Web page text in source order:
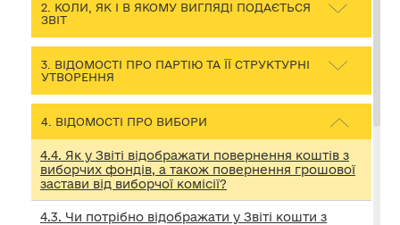
2. КОЛИ, ЯК І В ЯКОМУ ВИГЛЯДІ ПОДАЄТЬСЯ
ЗВІТ
3. ВІДОМОСТІ ПРО ПАРТІЮ ТА ЇЇ СТРУКТУРНІ
УТВОРЕННЯ
4. ВІДОМОСТІ ПРО ВИБОРИ
4.4. Як у Звіті відображати повернення коштів з
виборчих фондів, а також повернення грошової
застави від виборчої комісії?
4.3. Чи потрібно відображати у Звіті кошти з